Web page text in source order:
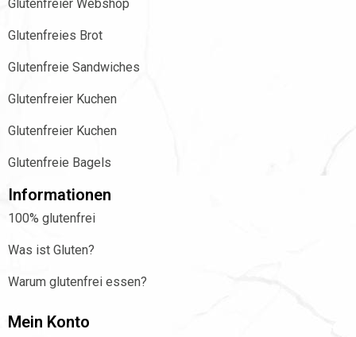
Glutenfreier Webshop
Glutenfreies Brot
Glutenfreie Sandwiches
Glutenfreier Kuchen
Glutenfreier Kuchen
Glutenfreie Bagels
Informationen
100% glutenfrei
Was ist Gluten?
Warum glutenfrei essen?
Mein Konto